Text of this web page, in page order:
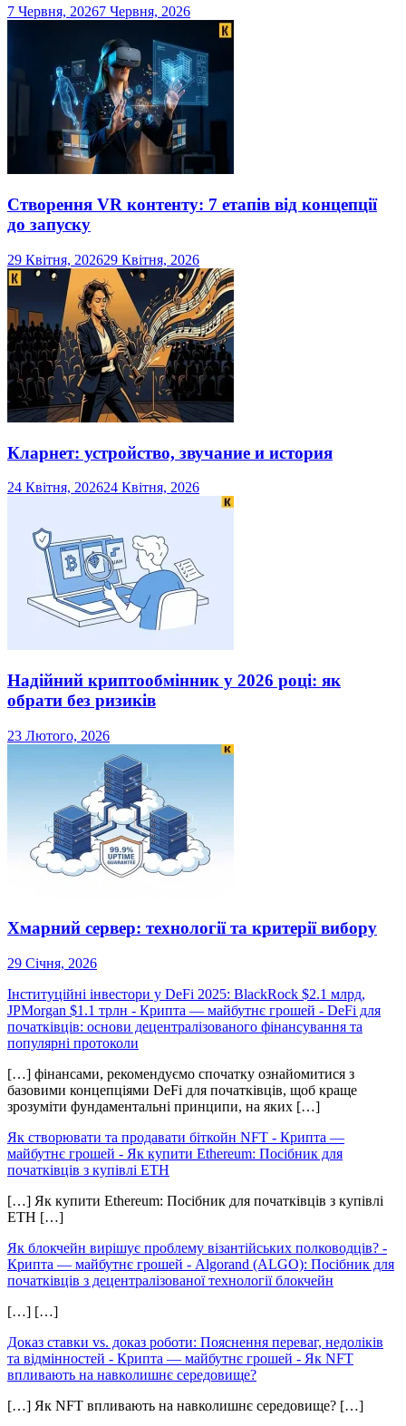
7 Червня, 20267 Червня, 2026
Створення VR контенту: 7 етапів від концепції
до запуску
29 Квітня, 202629 Квітня, 2026
Кларнет: устройство, звучание и история
24 Квітня, 202624 Квітня, 2026
Надійний криптообмінник у 2026 році: як
обрати без ризиків
23 Лютого, 2026
Хмарний сервер: технології та критерії вибору
29 Січня, 2026
Інституційні інвестори у DeFi 2025: BlackRock $2.1 млрд,
JPMorgan $1.1 трлн - Крипта — майбутнє грошей - DeFi для
початківців: основи децентралізованого фінансування та
популярні протоколи
[…] фінансами, рекомендуємо спочатку ознайомитися з
базовими концепціями DeFi для початківців, щоб краще
зрозуміти фундаментальні принципи, на яких […]
Як створювати та продавати біткойн NFT - Крипта —
майбутнє грошей - Як купити Ethereum: Посібник для
початківців з купівлі ETH
[…] Як купити Ethereum: Посібник для початківців з купівлі
ETH […]
Як блокчейн вирішує проблему візантійських полководців? -
Крипта — майбутнє грошей - Algorand (ALGO): Посібник для
початківців з децентралізованої технології блокчейн
[…] […]
Доказ ставки vs. доказ роботи: Пояснення переваг, недоліків
та відмінностей - Крипта — майбутнє грошей - Як NFT
впливають на навколишнє середовище?
[…] Як NFT впливають на навколишнє середовище? […]